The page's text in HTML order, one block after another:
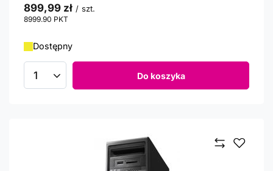
899,99 zł / szt.
8999.90 PKT
Dostępny
Ilość produktów Do koszyka